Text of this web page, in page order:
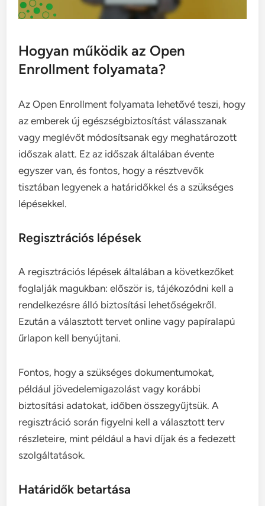
Hogyan működik az Open
Enrollment folyamata?
Az Open Enrollment folyamata lehetővé teszi, hogy
az emberek új egészségbiztosítást válasszanak
vagy meglévőt módosítsanak egy meghatározott
időszak alatt. Ez az időszak általában évente
egyszer van, és fontos, hogy a résztvevők
tisztában legyenek a határidőkkel és a szükséges
lépésekkel.
Regisztrációs lépések
A regisztrációs lépések általában a következőket
foglalják magukban: először is, tájékozódni kell a
rendelkezésre álló biztosítási lehetőségekről.
Ezután a választott tervet online vagy papíralapú
űrlapon kell benyújtani.
Fontos, hogy a szükséges dokumentumokat,
például jövedelemigazolást vagy korábbi
biztosítási adatokat, időben összegyűjtsük. A
regisztráció során figyelni kell a választott terv
részleteire, mint például a havi díjak és a fedezett
szolgáltatások.
Határidők betartása